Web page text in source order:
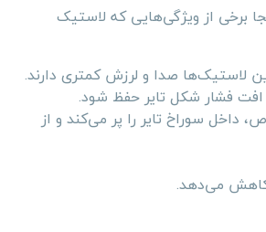
برخی از ویژگی‌هایی که لاستیک
لاستیک‌ها صدا و لرزش کمتری دارند.
سوراخ تایر را پر می‌کند و از
کاهش می‌دهد.